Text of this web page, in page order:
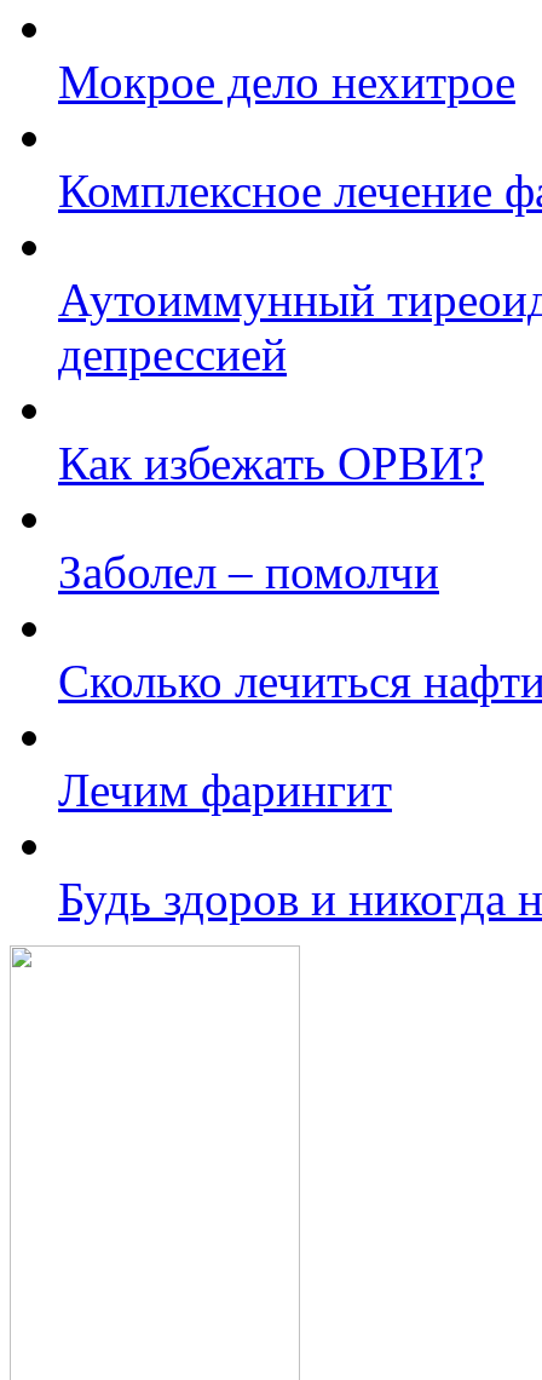
Мокрое дело нехитрое
Комплексное лечение
Аутоиммунный
депрессией
Как избежать ОРВИ?
Заболел – помолчи
Сколько лечиться
Лечим фарингит
Будь здоров и никогда